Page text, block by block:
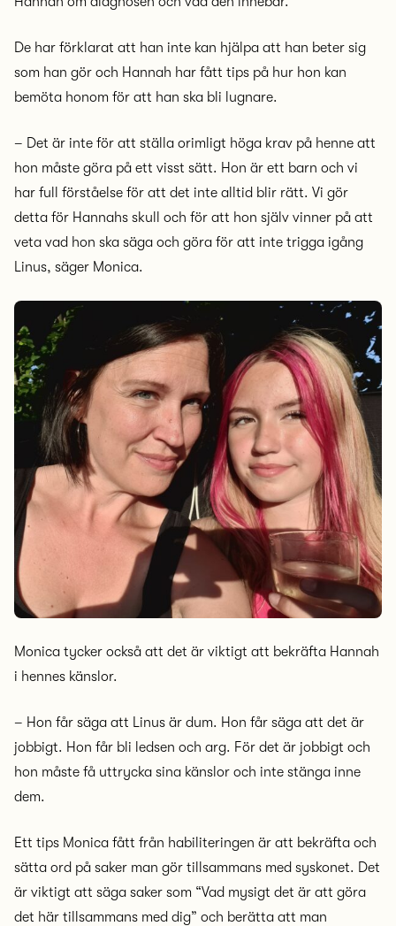
De har förklarat att han inte kan hjälpa att han beter sig
som han gör och Hannah har fått tips på hur hon kan
bemöta honom för att han ska bli lugnare.
– Det är inte för att ställa orimligt höga krav på henne att
hon måste göra på ett visst sätt. Hon är ett barn och vi
har full förståelse för att det inte alltid blir rätt. Vi gör
detta för Hannahs skull och för att hon själv vinner på att
veta vad hon ska säga och göra för att inte trigga igång
Linus, säger Monica.
Monica tycker också att det är viktigt att bekräfta Hannah
i hennes känslor.
– Hon får säga att Linus är dum. Hon får säga att det är
jobbigt. Hon får bli ledsen och arg. För det är jobbigt och
hon måste få uttrycka sina känslor och inte stänga inne
dem.
Ett tips Monica fått från habiliteringen är att bekräfta och
sätta ord på saker man gör tillsammans med syskonet. Det
är viktigt att säga saker som “Vad mysigt det är att göra
det här tillsammans med dig” och berätta att man